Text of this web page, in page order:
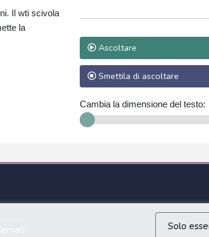
Solo
Il wti scivola
la
Ascoltare
Smettila di ascoltare
Cambia la dimensione del testo: